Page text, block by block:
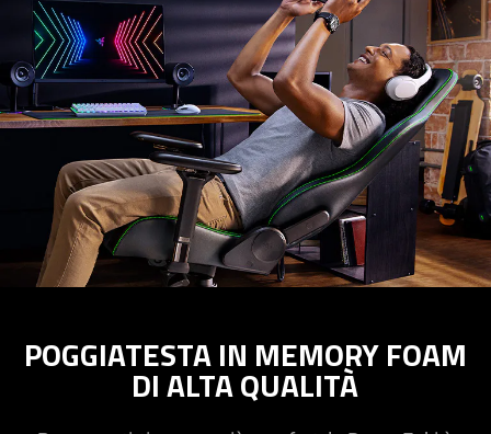
POGGIATESTA IN MEMORY FOAM
DI ALTA QUALITÀ